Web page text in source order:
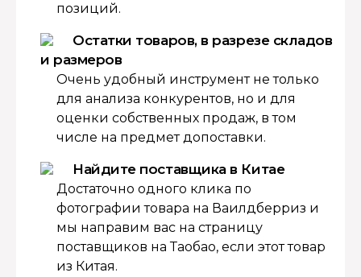
позиций.
Остатки товаров, в разрезе складов
и размеров
Очень удобный инструмент не только
для анализа конкурентов, но и для
оценки собственных продаж, в том
числе на предмет допоставки.
Найдите поставщика в Китае
Достаточно одного клика по
фотографии товара на Ваилдберриз и
мы направим вас на страницу
поставщиков на Таобао, если этот товар
из Китая.